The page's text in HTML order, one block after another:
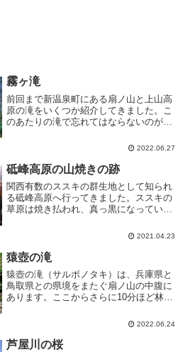
霧ヶ滝
前回まで新温泉町にある扇ノ山と上山高
原の滝をいくつか紹介してきました。こ
のあたりの滝で忘れてはならないのが、
は時間の都合で訪れる事ができませんで
介します。霧ヶ滝の写真は...
2022.06.27
砥峰高原の山焼きの跡
関西有数のススキの群生地として知られ
る砥峰高原へ行ってきました。ススキの
草原は焼き払われ、真っ黒になっていま
山焼きの跡砥峰高原の山焼きの跡砥峰高
下旬頃～4月上旬頃に山...
2021.04.23
猿壺の滝
猿壺の滝（サルボノタキ）は、兵庫県と
鳥取県との県境をまたぐ扇ノ山の中腹に
あります。ここからさらに10分ほど林道
ます。猿壺の滝自然林に囲まれた猿壺の
すが、滝幅が約15m...
2022.06.24
芦屋川の桜